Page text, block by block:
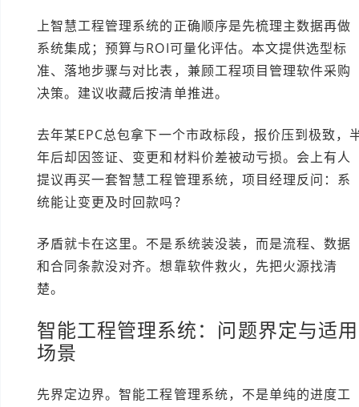
上智慧工程管理系统的正确顺序是先梳理主数据再做
系统集成；预算与ROI可量化评估。本文提供选型标
准、落地步骤与对比表，兼顾工程项目管理软件采购
决策。建议收藏后按清单推进。
去年某EPC总包拿下一个市政标段，报价压到极致，
年后却因签证、变更和材料价差被动亏损。会上有人
提议再买一套智慧工程管理系统，项目经理反问：系
统能让变更及时回款吗？
矛盾就卡在这里。不是系统装没装，而是流程、数据
和合同条款没对齐。想靠软件救火，先把火源找清
楚。
智能工程管理系统：问题界定与适用
场景
先界定边界。智能工程管理系统，不是单纯的进度工